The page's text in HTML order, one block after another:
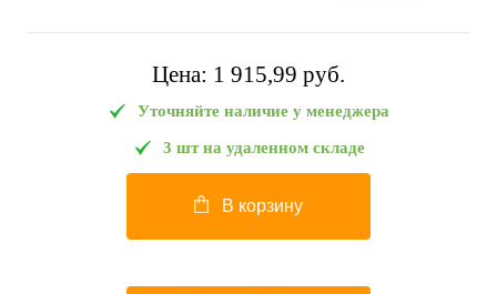
Цена: 1 915,99 pуб.
Уточняйте наличие у менеджера
3 шт на удаленном складе
В корзину